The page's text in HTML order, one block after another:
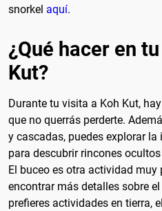
snorkel aquí.
¿Qué hacer en
Kut?
Durante tu visita a Koh Kut,
que no querrás perderte.
y cascadas, puedes explorar
para descubrir rincones
El buceo es otra actividad
encontrar más detalles sobre
prefieres actividades en tierra,